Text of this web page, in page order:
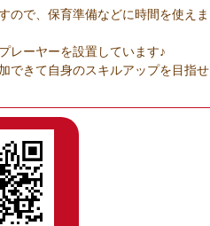
ので、保育準備などに時間を使えま
レーヤーを設置しています♪
できて自身のスキルアップを目指せ